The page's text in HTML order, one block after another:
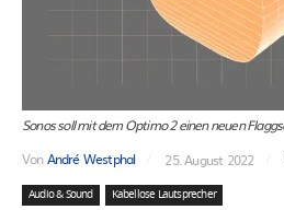
Sonos soll mit dem Optimo 2 einen neuen
VonAndré Westphal 25. August 2022
Audio & Sound Kabellose Lautsprecher